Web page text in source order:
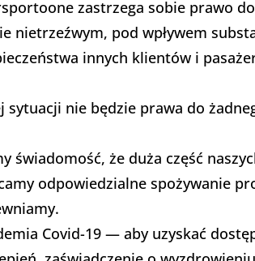
zastrzega sobie prawo
nietrzeźwym, pod wpływem
innych klientów i
sytuacji nie będzie prawa do
świadomość, że duża część
odpowiedzialne spożywanie
Covid-19 — aby uzyskać